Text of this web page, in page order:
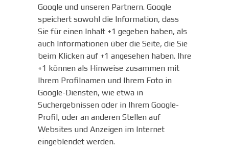
Google und unseren Partnern. Google
speichert sowohl die Information, dass
Sie für einen Inhalt +1 gegeben haben, als
auch Informationen über die Seite, die Sie
beim Klicken auf +1 angesehen haben. Ihre
+1 können als Hinweise zusammen mit
Ihrem Profilnamen und Ihrem Foto in
Google-Diensten, wie etwa in
Suchergebnissen oder in Ihrem Google-
Profil, oder an anderen Stellen auf
Websites und Anzeigen im Internet
eingeblendet werden.